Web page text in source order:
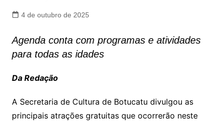
4 de outubro de 2025
Agenda conta com programas e atividades
para todas as idades
Da Redação
A Secretaria de Cultura de Botucatu divulgou as
principais atrações gratuitas que ocorrerão neste